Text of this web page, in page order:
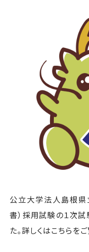
公立大学法人島根県
書）採用試験の１次
た。詳しくはこちらをご